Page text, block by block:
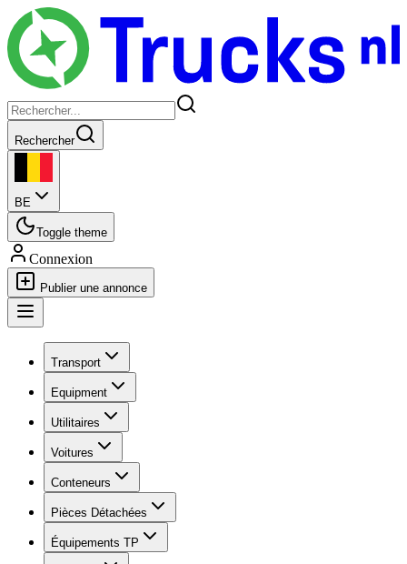
Rechercher
BE
Toggle theme
Connexion
Publier une annonce
Transport
Equipment
Utilitaires
Voitures
Conteneurs
Pièces Détachées
Équipements TP